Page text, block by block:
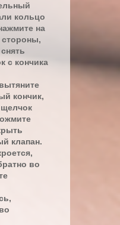
кольцо
на
стороны,
с кончика
кончик,
клапан.
во